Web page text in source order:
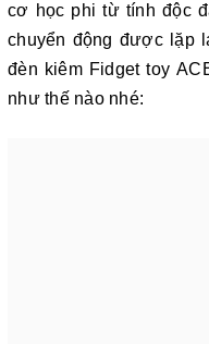
cơ học phi từ tính độc
chuyển động được lặp
đèn kiêm Fidget toy
như thế nào nhé: